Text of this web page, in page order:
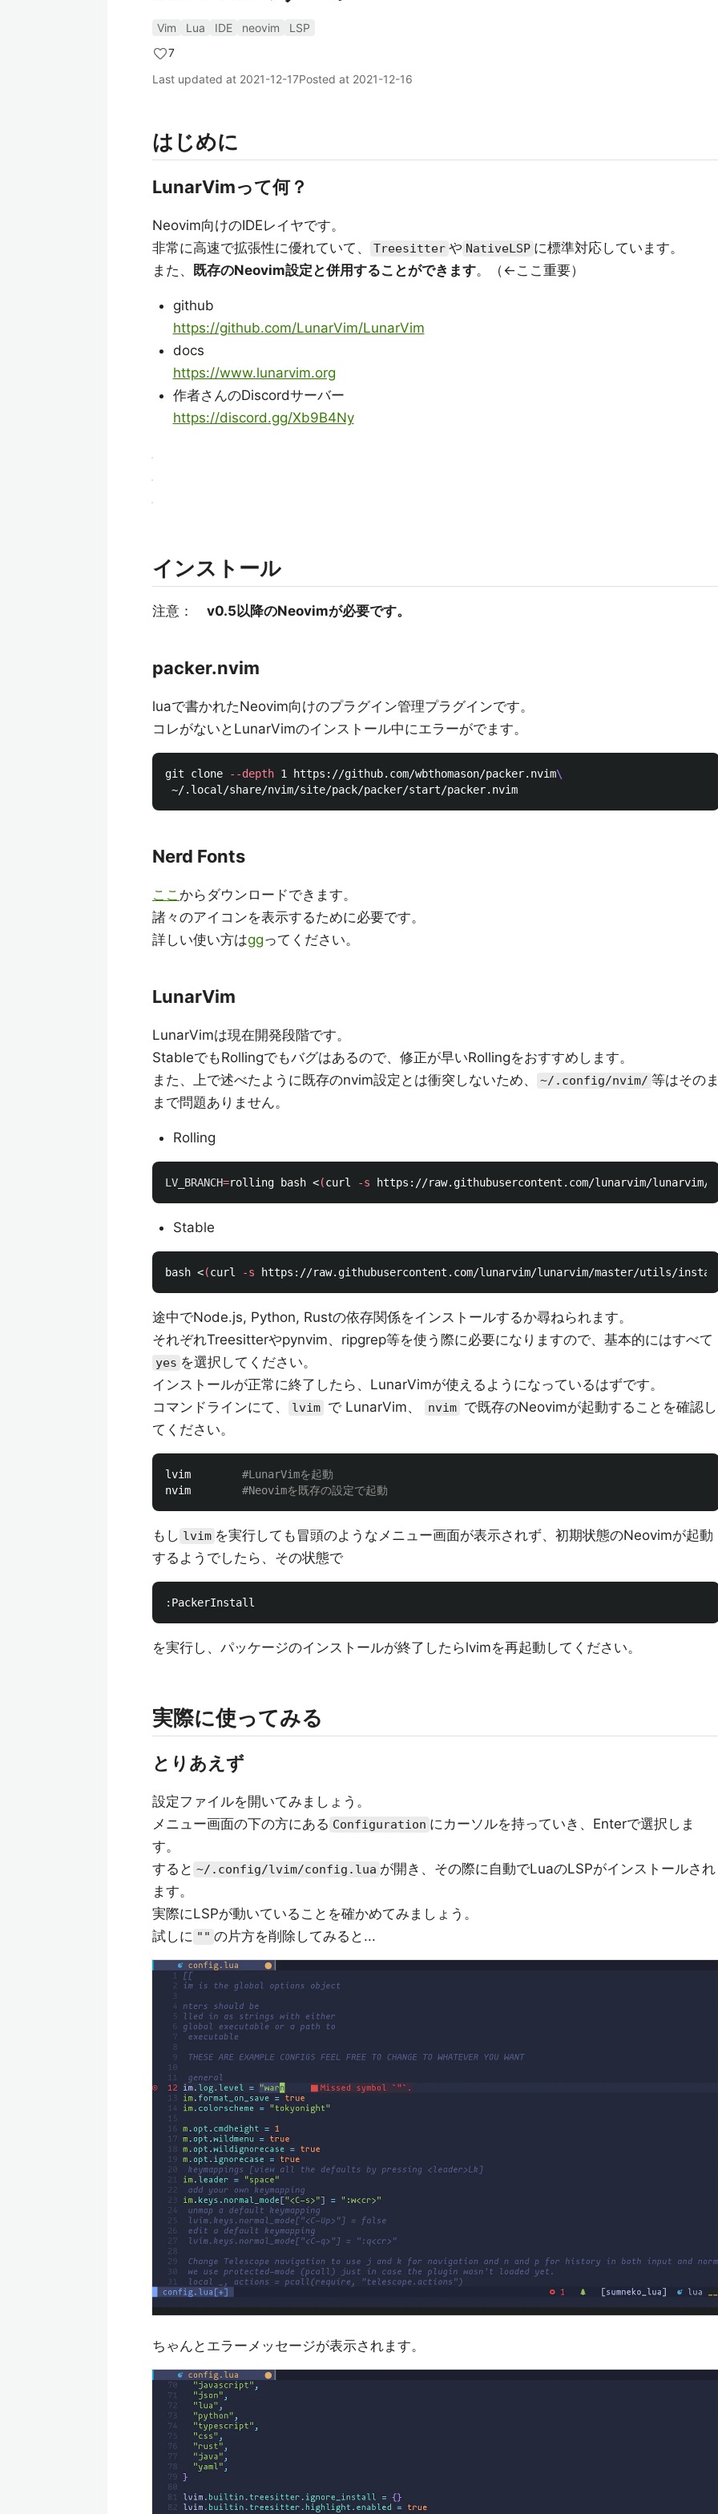
Vim Lua IDE neovim
LSP
7
Last updated at 2021-12-17Posted at 2021-12-16
はじめに
LunarVimって何？
Neovim向けのIDEレイヤです。
非常に高速で拡張性に優れていて、
Treesitter や NativeLSP に標準対応しています。
また、 既存のNeovim設定と併用することができます。（←ここ重要）
github
https://github.com/LunarVim/LunarVim
docs
https://www.lunarvim.org
作者さんのDiscordサーバー
https://discord.gg/Xb9B4Ny
インストール
注意： v0.5以降のNeovimが必要です。
packer.nvim
luaで書かれたNeovim向けのプラグイン管理プラグインです。
コレがないとLunarVimのインストール中にエラーがでます。
git clone --depth 1 https://github.com/wbthomason/packer.nvim\
Nerd Fonts
ここ からダウンロードできます。
諸々のアイコンを表示するために必要です。
詳しい使い方はggってください。
LunarVim
LunarVimは現在開発段階です。
StableでもRollingでもバグはあるので、修正が早いRollingをおすすめします。
また、上で述べたように既存のnvim設定とは衝突しないため、
~/.config/nvim/ 等はそのま
まで問題ありません。
Rolling
LV_BRANCH=rolling bash <(curl -s https://raw.githubusercontent.com/lunarvim/
Stable
bash <(curl -s https://raw.githubusercontent.com/lunarvim/lunarvim/master/utils/
途中でNode.js, Python, Rustの依存関係をインストールするか尋ねられます。
それぞれTreesitterやpynvim、ripgrep等を使う際に必要になりますので、基本的にはすべて
yes を選択してください。
インストールが正常に終了したら、LunarVimが使えるようになっているはずです。
コマンドラインにて、
lvim で LunarVim、 nvim で既存のNeovimが起動することを確認し
てください。
lvim #LunarVimを起動
nvim #Neovimを既存の設定で起動
もし lvim を実行しても冒頭のようなメニュー画面が表示されず、初期状態のNeovimが起動
するようでしたら、その状態で
:
を実行し、パッケージのインストールが終了したらlvimを再起動してください。
実際に使ってみる
とりあえず
設定ファイルを開いてみましょう。
メニュー画面の下の方にある Configuration にカーソルを持っていき、Enterで選択しま
す。
すると ~/.config/lvim/config.lua が開き、その際に自動でLuaのLSPがインストールされ
ます。
実際にLSPが動いていることを確かめてみましょう。
試しに "" の片方を削除してみると...
ちゃんとエラーメッセージが表示されます。